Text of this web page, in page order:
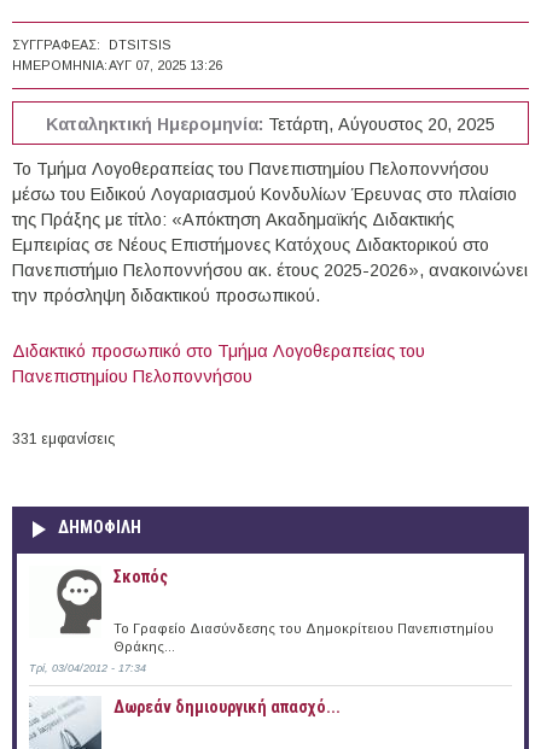
ΣΥΓΓΡΑΦΈΑΣ:
DTSITSIS
ΗΜΕΡΟΜΗΝΊΑ:ΑΥΓ 07, 2025 13:26
Καταληκτική Ημερομηνία: Τετάρτη, Αύγουστος 20, 2025
Το Τμήμα Λογοθεραπείας του Πανεπιστημίου Πελοποννήσου
μέσω του Ειδικού Λογαριασμού Κονδυλίων Έρευνας στο πλαίσιο
της Πράξης με τίτλο: «Απόκτηση Ακαδημαϊκής Διδακτικής
Εμπειρίας σε Νέους Επιστήμονες Κατόχους Διδακτορικού στο
Πανεπιστήμιο Πελοποννήσου ακ. έτους 2025-2026», ανακοινώνει
την πρόσληψη διδακτικού προσωπικού.
Διδακτικό προσωπικό στο Τμήμα Λογοθεραπείας του
Πανεπιστημίου Πελοποννήσου
331 εμφανίσεις
ΔΗΜΟΦΙΛΗ
Σκοπός
Το Γραφείο Διασύνδεσης του Δημοκρίτειου Πανεπιστημίου
Θράκης...
Τρί, 03/04/2012 - 17:34
Δωρεάν δημιουργική απασχό...